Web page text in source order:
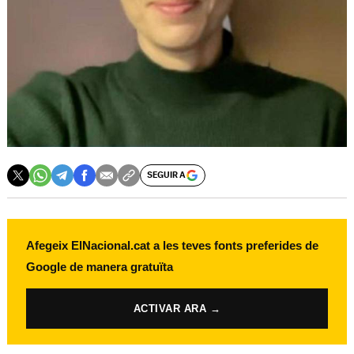
SEGUIR A
Afegeix ElNacional.cat a les teves fonts preferides de
Google de manera gratuïta
ACTIVAR ARA →